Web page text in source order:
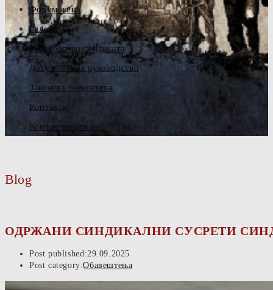
Форум жена
Галерија
Руководство синдиката
Документа за руководство
Законска регулатива
Контакти
Контактирајте нас
Blog
ОДРЖАНИ СИНДИКАЛНИ СУСРЕТИ
Post published:29.09.2025
Post category:Обавештења